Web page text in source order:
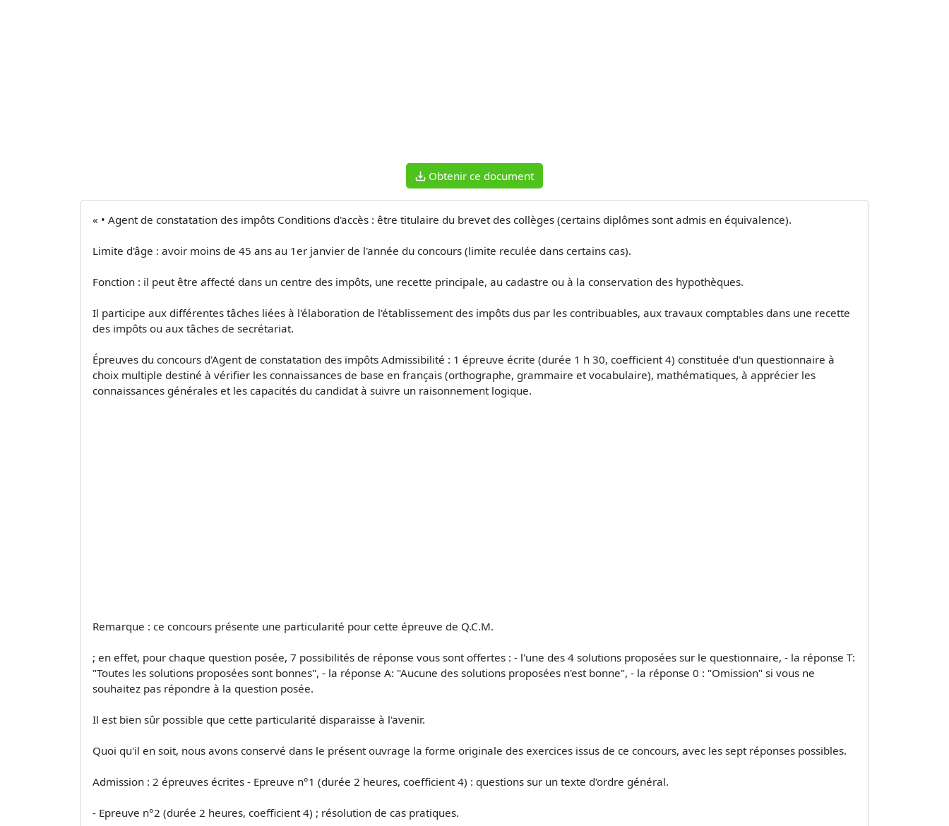
Obtenir ce document
« • Agent de constatation des impôts Conditions d'accès : être titulaire du brevet des collèges (certains diplômes sont admis en équivalence).
Limite d'âge : avoir moins de 45 ans au 1er janvier de l'année du concours (limite reculée dans certains cas).
Fonction : il peut être affecté dans un centre des impôts, une recette principale, au cadastre ou à la conservation des hypothèques.
Il participe aux différentes tâches liées à l'élaboration de l'établissement des impôts dus par les contribuables, aux travaux comptables dans une recette
des impôts ou aux tâches de secrétariat.
Épreuves du concours d'Agent de constatation des impôts Admissibilité : 1 épreuve écrite (durée 1 h 30, coefficient 4) constituée d'un questionnaire à
choix multiple destiné à vérifier les connaissances de base en français (orthographe, grammaire et vocabulaire), mathématiques, à apprécier les
connaissances générales et les capacités du candidat à suivre un raisonnement logique.
Remarque : ce concours présente une particularité pour cette épreuve de Q.C.M.
; en effet, pour chaque question posée, 7 possibilités de réponse vous sont offertes : - l'une des 4 solutions proposées sur le questionnaire, - la réponse T:
"Toutes les solutions proposées sont bonnes", - la réponse A: "Aucune des solutions proposées n'est bonne", - la réponse 0 : "Omission" si vous ne
souhaitez pas répondre à la question posée.
Il est bien sûr possible que cette particularité disparaisse à l'avenir.
Quoi qu'il en soit, nous avons conservé dans le présent ouvrage la forme originale des exercices issus de ce concours, avec les sept réponses possibles.
Admission : 2 épreuves écrites - Epreuve n°1 (durée 2 heures, coefficient 4) : questions sur un texte d'ordre général.
- Epreuve n°2 (durée 2 heures, coefficient 4) ; résolution de cas pratiques.